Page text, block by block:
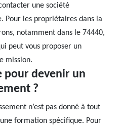
une société
Pour les propriétaires dans la
notamment dans le 74440,
peut vous proposer un
mission.
pour devenir un
?
n’est pas donné à tout
formation spécifique. Pour